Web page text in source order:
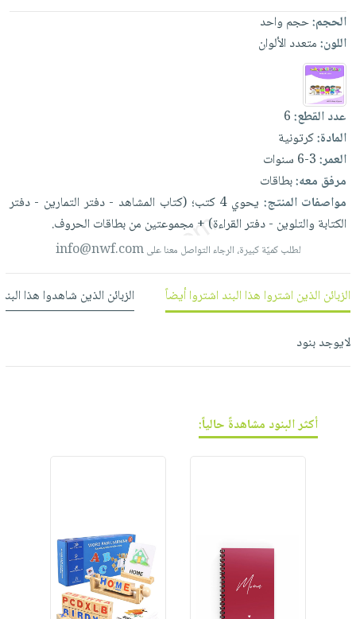
العناية
بالأسنان
والتغذية
أدوات
المائدة
الأوعية
والتخزين
أدوات
المطبخ
الأكثر
مبيعاً
للمدارس
اكسسوارات
كتب
اكسسوارات
منزلية
اكسسوارات
ملابس
مطرزات
حقائب
حلي
عناية
بالذات
صابون
مناسبات
شحن
مجاني
بنود
مختارة
اشتراكات
كل
الاشتراكات
صندوق
القراءة
iKitab
بحث
متقدم
نيل
وفرات
الشركة
سياسة
طرحها
حسابك
لائحة
عربة
نشرة
الحجم:حجم واحد
اللون:متعدد الألوان
عدد القطع:6
المادة:كرتونية
العمر:3-6 سنوات
مرفق معه:بطاقات
مواصفات المنتج: يحوي4 كتب؛(كتاب المشاهد -دفتر التمارين -دفتر
الكتابة والتلوين -دفترالقراءة) + مجموعتين منبطاقات الحروف.
لطلب كميّة كبيرة، الرجاء التواصل معنا علىinfo@nwf.com
الزبائن الذين اشتروا هذا البند اشتروا أيضاً الزبائن الذين شاهدوا هذا
لايوجد بنود
أكثر البنود مشاهدةً حالياً: